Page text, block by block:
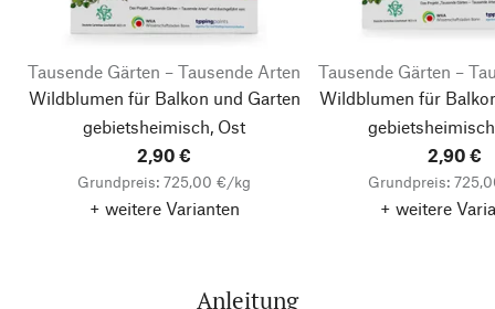
Tausende Gärten – Tausende Arten
Wildblumen für Balkon und Garten
gebietsheimisch, Ost
2,90 €
Grundpreis: 725,00 €/kg
+ weitere Varianten
Tausende Gärten –
Wildblumen für
2,90 €
Grundpreis:
+ weitere
Anleitung